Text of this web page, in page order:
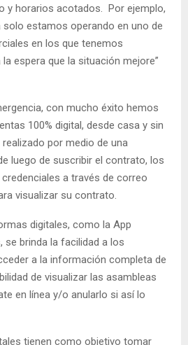
y horarios acotados. Por ejemplo,
solo estamos operando en uno de
en los que tenemos
espera que la situación mejore”
con mucho éxito hemos
100% digital, desde casa y sin
por medio de una
luego de suscribir el contrato, los
a través de correo
visualizar su contrato.
digitales, como la App
se brinda la facilidad a los
a la información completa de
de visualizar las asambleas
en línea y/o anularlo si así lo
tienen como objetivo tomar